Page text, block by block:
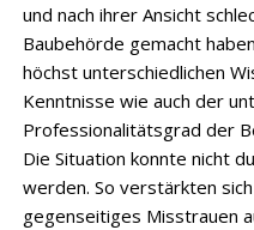
und nach ihrer Ansicht
Baubehörde gemacht
höchst unterschiedlichen
Kenntnisse wie auch der
Professionalitätsgrad der
Die Situation konnte nicht
werden. So verstärkten
gegenseitiges Misstrauen